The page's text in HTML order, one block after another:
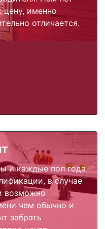
цену, именно
отличается.
и каждые пол года
в случае
возможно
чем обычно и
забрать